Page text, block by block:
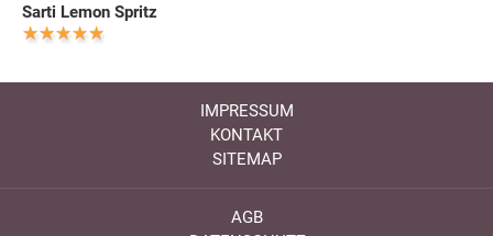
Sarti Lemon Spritz
IMPRESSUM
KONTAKT
SITEMAP
AGB